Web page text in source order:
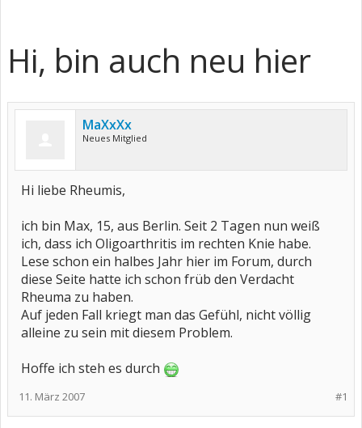
Hi, bin auch neu hier
MaXxXx
Neues Mitglied
Hi liebe Rheumis,
ich bin Max, 15, aus Berlin. Seit 2 Tagen nun weiß
ich, dass ich Oligoarthritis im rechten Knie habe.
Lese schon ein halbes Jahr hier im Forum, durch
diese Seite hatte ich schon früb den Verdacht
Rheuma zu haben.
Auf jeden Fall kriegt man das Gefühl, nicht völlig
alleine zu sein mit diesem Problem.
Hoffe ich steh es durch
#1
11. März 2007